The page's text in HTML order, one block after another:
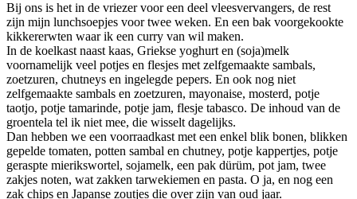
Bij ons is het in de vriezer voor een deel vleesvervangers, de rest
zijn mijn lunchsoepjes voor twee weken. En een bak voorgekookte
kikkererwten waar ik een curry van wil maken.
In de koelkast naast kaas, Griekse yoghurt en (soja)melk
voornamelijk veel potjes en flesjes met zelfgemaakte sambals,
zoetzuren, chutneys en ingelegde pepers. En ook nog niet
zelfgemaakte sambals en zoetzuren, mayonaise, mosterd, potje
taotjo, potje tamarinde, potje jam, flesje tabasco. De inhoud van de
groentela tel ik niet mee, die wisselt dagelijks.
Dan hebben we een voorraadkast met een enkel blik bonen, blikken
gepelde tomaten, potten sambal en chutney, potje kappertjes, potje
geraspte mierikswortel, sojamelk, een pak dürüm, pot jam, twee
zakjes noten, wat zakken tarwekiemen en pasta. O ja, en nog een
zak chips en Japanse zoutjes die over zijn van oud jaar.